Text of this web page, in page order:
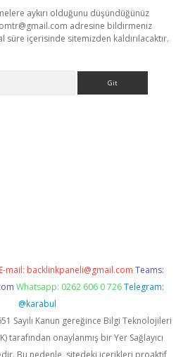
aykırı olduğunu düşündüğünüz
adresine bildirmeniz
süre içerisinde sitemizden kaldırılacaktır.
E-mail: backlinkpaneli@gmail.com Teams:
Whatsapp: 0262 606 0 726 Telegram:
@karabul
Sayılı Kanun gereğince Bilgi Teknolojileri
tarafından onaylanmış bir Yer Sağlayıcı
Bu nedenle, sitedeki içerikleri proaktif